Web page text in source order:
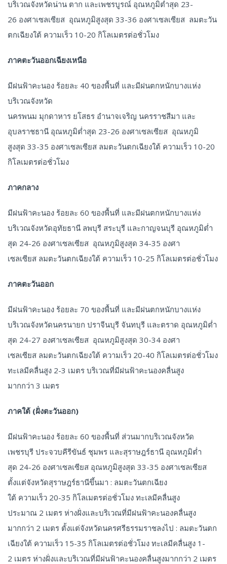
บริเวณจังหวัดน่าน ตาก และเพชรบูรณ์ อุณหภูมิต่ำสุด 23-
26 องศาเซลเซียส อุณหภูมิสูงสุด 33-36 องศาเซลเซียส ลมตะวัน
ตกเฉียงใต้ ความเร็ว 10-20 กิโลเมตรต่อชั่วโมง
ภาคตะวันออกเฉียงเหนือ
มีฝนฟ้าคะนอง ร้อยละ 40 ของพื้นที่ และมีฝนตกหนักบางแห่ง
บริเวณจังหวัด
นครพนม มุกดาหาร ยโสธร อำนาจเจริญ นครราชสีมา และ
อุบลราชธานี อุณหภูมิต่ำสุด 23-26 องศาเซลเซียส อุณหภูมิ
สูงสุด 33-35 องศาเซลเซียส ลมตะวันตกเฉียงใต้ ความเร็ว 10-20
กิโลเมตรต่อชั่วโมง
ภาคกลาง
มีฝนฟ้าคะนอง ร้อยละ 60 ของพื้นที่ และมีฝนตกหนักบางแห่ง
บริเวณจังหวัดอุทัยธานี ลพบุรี สระบุรี และกาญจนบุรี อุณหภูมิต่ำ
สุด 24-26 องศาเซลเซียส อุณหภูมิสูงสุด 34-35 องศา
เซลเซียส ลมตะวันตกเฉียงใต้ ความเร็ว 10-25 กิโลเมตรต่อชั่วโมง
ภาคตะวันออก
มีฝนฟ้าคะนอง ร้อยละ 70 ของพื้นที่ และมีฝนตกหนักบางแห่ง
บริเวณจังหวัดนครนายก ปราจีนบุรี จันทบุรี และตราด อุณหภูมิต่ำ
สุด 24-27 องศาเซลเซียส อุณหภูมิสูงสุด 30-34 องศา
เซลเซียส ลมตะวันตกเฉียงใต้ ความเร็ว 20-40 กิโลเมตรต่อชั่วโมง
ทะเลมีคลื่นสูง 2-3 เมตร บริเวณที่มีฝนฟ้าคะนองคลื่นสูง
มากกว่า 3 เมตร
ภาคใต้ (ฝั่งตะวันออก)
มีฝนฟ้าคะนอง ร้อยละ 60 ของพื้นที่ ส่วนมากบริเวณจังหวัด
เพชรบุรี ประจวบคีรีขันธ์ ชุมพร และสุราษฎร์ธานี อุณหภูมิต่ำ
สุด 24-26 องศาเซลเซียส อุณหภูมิสูงสุด 33-35 องศาเซลเซียส
ตั้งแต่จังหวัดสุราษฎร์ธานีขึ้นมา : ลมตะวันตกเฉียง
ใต้ ความเร็ว 20-35 กิโลเมตรต่อชั่วโมง ทะเลมีคลื่นสูง
ประมาณ 2 เมตร ห่างฝั่งและบริเวณที่มีฝนฟ้าคะนองคลื่นสูง
มากกว่า 2 เมตร ตั้งแต่จังหวัดนครศรีธรรมราชลงไป : ลมตะวันตก
เฉียงใต้ ความเร็ว 15-35 กิโลเมตรต่อชั่วโมง ทะเลมีคลื่นสูง 1-
2 เมตร ห่างฝั่งและบริเวณที่มีฝนฟ้าคะนองคลื่นสูงมากกว่า 2 เมตร